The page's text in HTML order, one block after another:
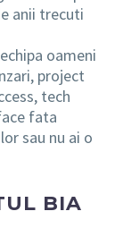
anii trecuti
oameni
project
tech
fata
sau nu ai o
BIA